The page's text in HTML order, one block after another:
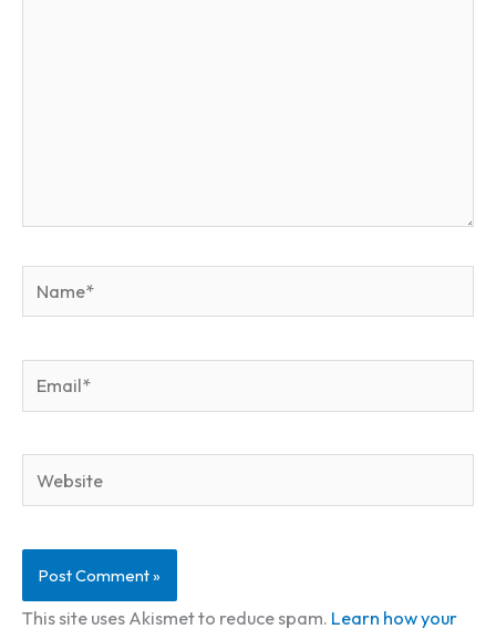
Name*
Email*
Website
This site uses Akismet to reduce spam. Learn how your